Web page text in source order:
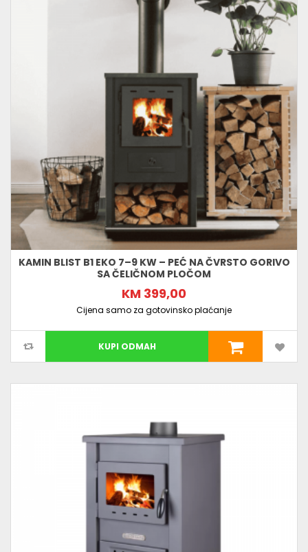
KAMIN BLIST B1 EKO 7–9 KW – PEĆ NA ČVRSTO GORIVO
SA ČELIČNOM PLOČOM
KM 399,00
Cijena samo za gotovinsko plaćanje
KUPI ODMAH